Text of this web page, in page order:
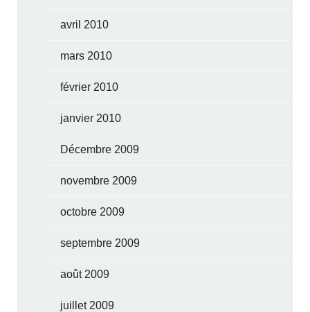
avril 2010
mars 2010
février 2010
janvier 2010
Décembre 2009
novembre 2009
octobre 2009
septembre 2009
août 2009
juillet 2009